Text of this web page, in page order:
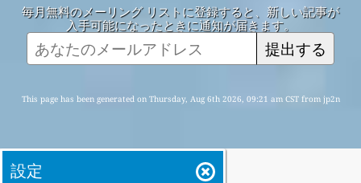
毎月無料のメーリング リストに登録すると、新しい記事が
入手可能になったときに通知が届きます。
提出する
This page has been generated on Thursday, Aug 6th 2026, 09:21 am CST from jp2n
設定